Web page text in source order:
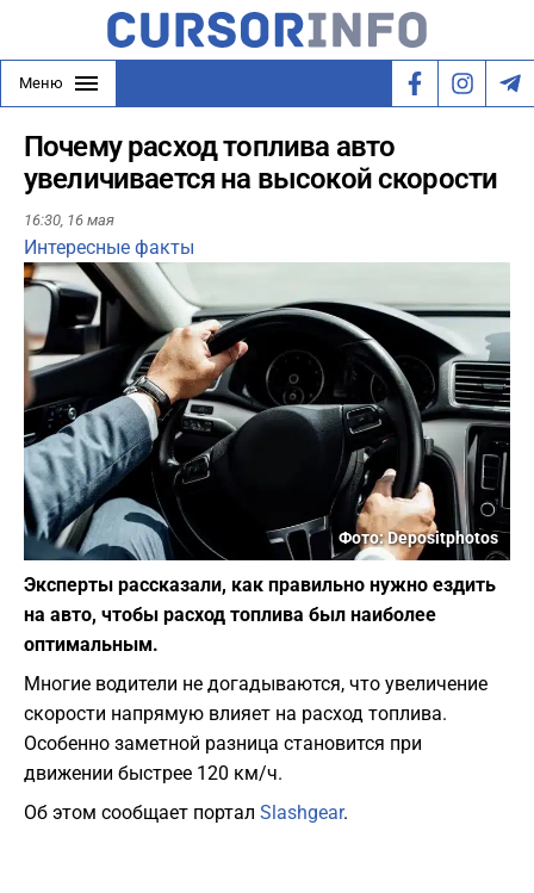
Меню
Почему расход топлива авто
увеличивается на высокой скорости
16:30, 16 мая
Интересные факты
Фото: Depositphotos
Эксперты рассказали, как правильно нужно ездить
на авто, чтобы расход топлива был наиболее
оптимальным.
Многие водители не догадываются, что увеличение
скорости напрямую влияет на расход топлива.
Особенно заметной разница становится при
движении быстрее 120 км/ч.
Об этом сообщает портал Slashgear.